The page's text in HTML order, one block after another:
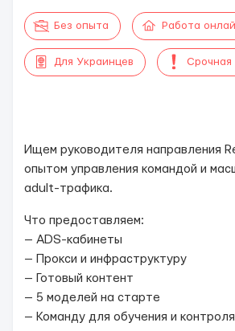
Без опыта Работа
Для Украинцев Срочная
Ищем руководителя направления
опытом управления командой и
adult-трафика.
Что предоставляем:
— ADS-кабинеты
— Прокси и инфраструктуру
— Готовый контент
— 5 моделей на старте
— Команду для обучения и контроля